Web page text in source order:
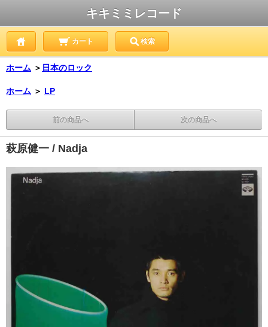
キキミミレコード
カート 検索
ホーム ＞ 日本のロック
ホーム ＞ LP
前の商品へ 次の商品へ
萩原健一 / Nadja